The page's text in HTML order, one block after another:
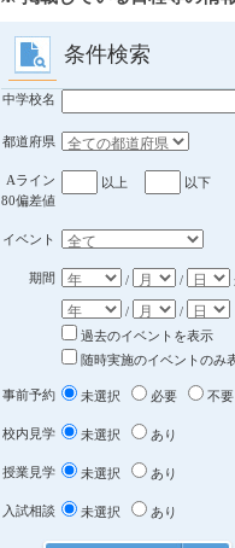
条件検索
中学校名
都道府県
Aライン
80偏差値
以上 以下
イベント
期間 / /
/ /
過去のイベントを表示
随時実施のイベントのみ
事前予約 未選択 必要 不要
校内見学 未選択 あり
授業見学 未選択 あり
入試相談 未選択 あり